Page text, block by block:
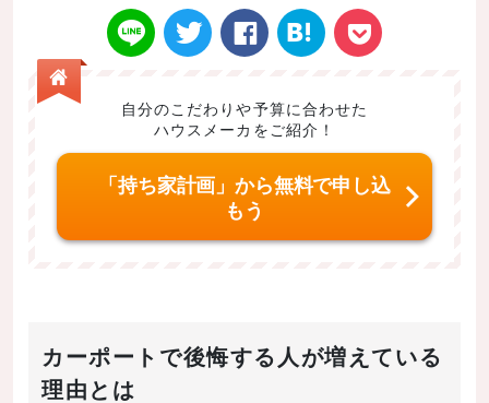
Twitt Face はてなブ
自分のこだわりや予算に合わせた
ハウスメーカをご紹介！
「持ち家計画」から無料で申し込
もう
カーポートで後悔する人が増えている
理由とは